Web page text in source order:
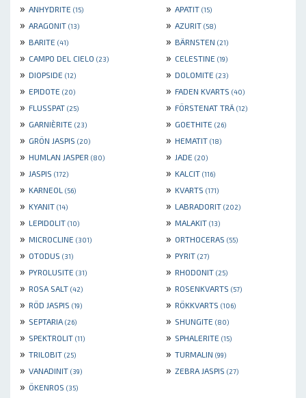
» ANHYDRITE (15) » APATIT (15)
» ARAGONIT (13) » AZURIT (58)
» BARITE (41) » BÄRNSTEN (21)
» CAMPO DEL CIELO (23) » CELESTINE (19)
» DIOPSIDE (12) » DOLOMITE (23)
» EPIDOTE (20) » FADEN KVARTS (40)
» FLUSSPAT (25) » FÖRSTENAT TRÄ (12)
» GARNIÈRITE (23) » GOETHITE (26)
» GRÖN JASPIS (20) » HEMATIT (18)
» HUMLAN JASPER (80) » JADE (20)
» JASPIS (172) » KALCIT (116)
» KARNEOL (56) » KVARTS (171)
» KYANIT (14) » LABRADORIT (202)
» LEPIDOLIT (10) » MALAKIT (13)
» MICROCLINE (301) » ORTHOCERAS (55)
» OTODUS (31) » PYRIT (27)
» PYROLUSITE (31) » RHODONIT (25)
» ROSA SALT (42) » ROSENKVARTS (57)
» RÖD JASPIS (19) » RÖKKVARTS (106)
» SEPTARIA (26) » SHUNGITE (80)
» SPEKTROLIT (11) » SPHALERITE (15)
» TRILOBIT (25) » TURMALIN (99)
» VANADINIT (39) » ZEBRA JASPIS (27)
» ÖKENROS (35)